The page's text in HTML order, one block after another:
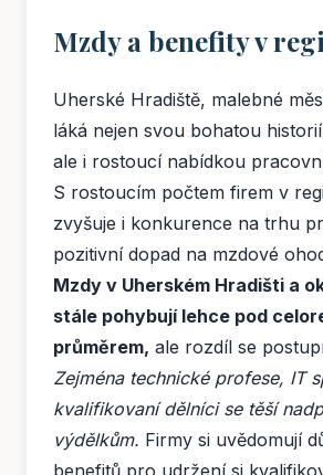
Mzdy a benefity v
Uherské Hradiště, malebné
láká nejen svou bohatou
ale i rostoucí nabídkou
S rostoucím počtem firem v
zvyšuje i konkurence na trhu
pozitivní dopad na mzdové
Mzdy v Uherském Hradišti a
stále pohybují lehce pod
průměrem, ale rozdíl se
Zejména technické profese, IT
kvalifikovaní dělníci se těší
výdělkům. Firmy si uvědomují